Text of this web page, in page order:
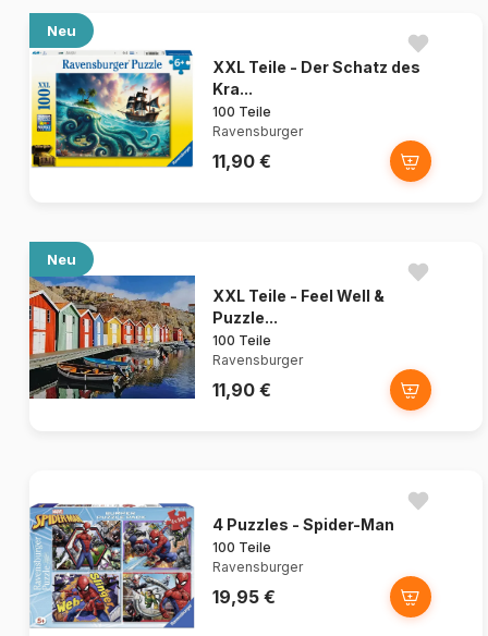
Neu
XXL Teile - Der Schatz des
Kra...
100 Teile
Ravensburger
11,90 €
Neu
XXL Teile - Feel Well &
Puzzle...
100 Teile
Ravensburger
11,90 €
4 Puzzles - Spider-Man
100 Teile
Ravensburger
19,95 €